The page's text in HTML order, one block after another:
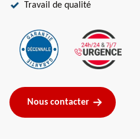
Travail de qualité
Nous contacter